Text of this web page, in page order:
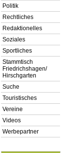
Politik
Rechtliches
Redaktionelles
Soziales
Sportliches
Stammtisch
Friedrichshagen/
Hirschgarten
Suche
Touristisches
Vereine
Videos
Werbepartner